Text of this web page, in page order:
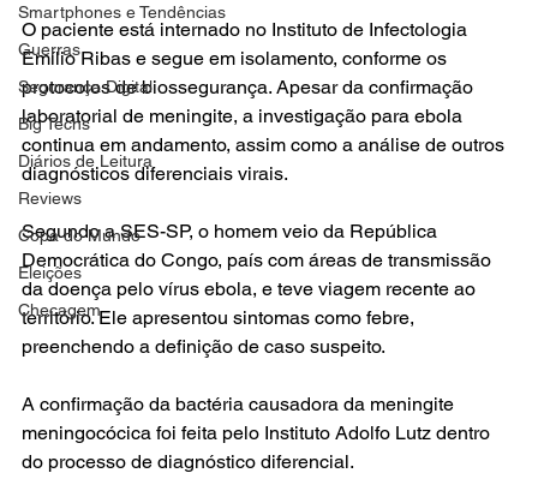
Smartphones e Tendências
Guerras
Segurança Digital
Big Techs
Diários de Leitura
Reviews
Copa do Mundo
Eleições
Checagem
O paciente está internado no Instituto de Infectologia
Emílio Ribas e segue em isolamento, conforme os
protocolos de biossegurança. Apesar da confirmação
laboratorial de meningite, a investigação para ebola
continua em andamento, assim como a análise de outros
diagnósticos diferenciais virais.
Segundo a SES-SP, o homem veio da República
Democrática do Congo, país com áreas de transmissão
da doença pelo vírus ebola, e teve viagem recente ao
território. Ele apresentou sintomas como febre,
preenchendo a definição de caso suspeito.
A confirmação da bactéria causadora da meningite
meningocócica foi feita pelo Instituto Adolfo Lutz dentro
do processo de diagnóstico diferencial.